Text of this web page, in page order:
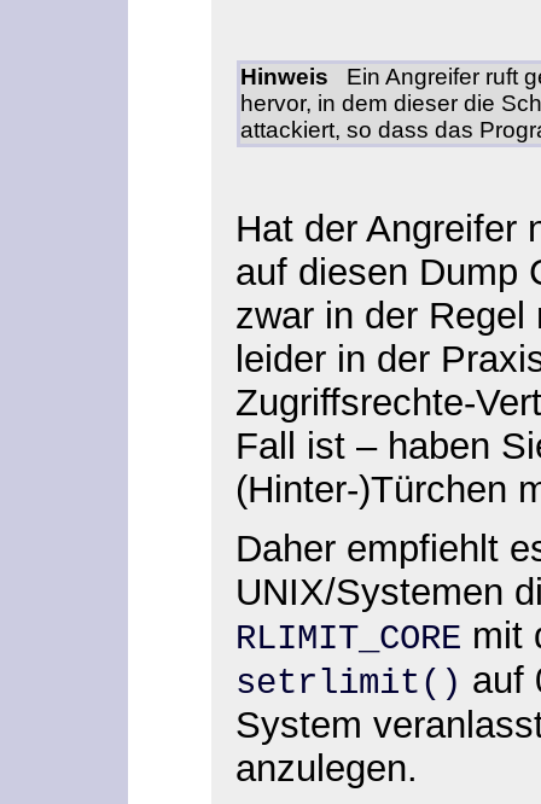
Hinweis Ein Angreifer ruft
hervor, in dem dieser die
attackiert, so dass das
Hat der Angreifer
auf diesen Dump
zwar in der
leider in der
Zugriffsrechte-
Fall ist – haben
(Hinter-)Türchen
Daher empfiehlt
UNIX/Systemen
RLIMIT_CORE mit
setrlimit() auf
System
anzulegen.